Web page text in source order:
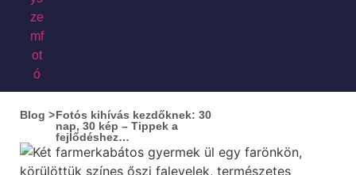
Blog >Fotós kihívás kezdőknek: 30
nap, 30 kép – Tippek a
fejlődéshez…